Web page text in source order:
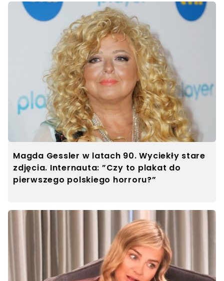
Magda Gessler w latach 90. Wyciekły stare
zdjęcia. Internauta: ”Czy to plakat do
pierwszego polskiego horroru?”